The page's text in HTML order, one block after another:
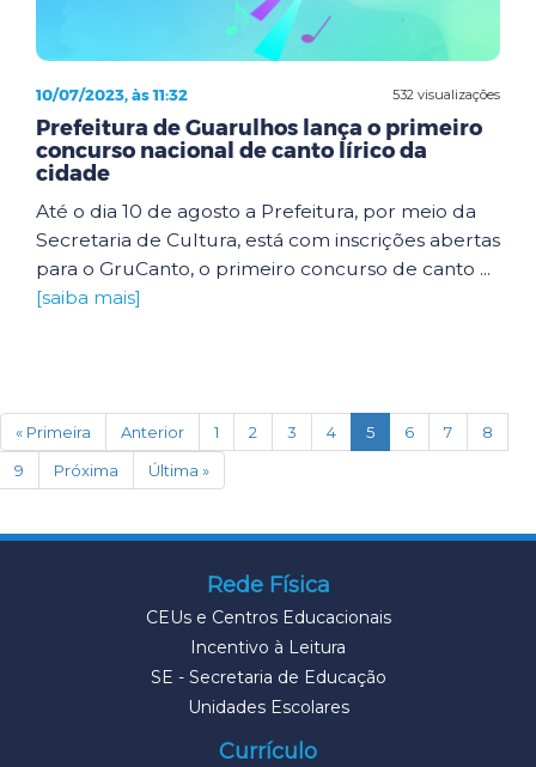
532 visualizações
10/07/2023, às 11:32
Prefeitura de Guarulhos lança o primeiro
concurso nacional de canto lírico da
cidade
Até o dia 10 de agosto a Prefeitura, por meio da
Secretaria de Cultura, está com inscrições abertas
para o GruCanto, o primeiro concurso de canto ...
[saiba mais]
« Primeira Anterior 1 2 3 4 5(current)
6 7
8
9
Próxima Última »
Rede Física
CEUs e Centros Educacionais
Incentivo à Leitura
SE - Secretaria de Educação
Unidades Escolares
Currículo